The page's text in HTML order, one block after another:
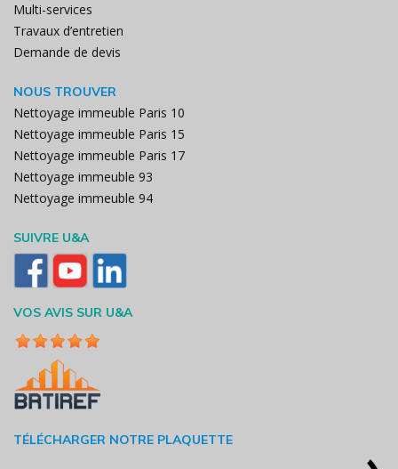
Multi-services
Travaux d’entretien
Demande de devis
NOUS TROUVER
Nettoyage immeuble Paris 10
Nettoyage immeuble Paris 15
Nettoyage immeuble Paris 17
Nettoyage immeuble 93
Nettoyage immeuble 94
SUIVRE U&A
VOS AVIS SUR U&A
TÉLÉCHARGER NOTRE PLAQUETTE